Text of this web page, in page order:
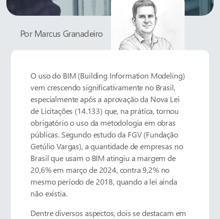
Por Marcus Granadeiro
O uso do BIM (Building Information Modeling)
vem crescendo significativamente no Brasil,
especialmente após a aprovação da Nova Lei
de Licitações (14.133) que, na prática, tornou
obrigatório o uso da metodologia em obras
públicas. Segundo estudo da FGV (Fundação
Getúlio Vargas), a quantidade de empresas no
Brasil que usam o BIM atingiu a margem de
20,6% em março de 2024, contra 9,2% no
mesmo período de 2018, quando a lei ainda
não existia.
Dentre diversos aspectos, dois se destacam em